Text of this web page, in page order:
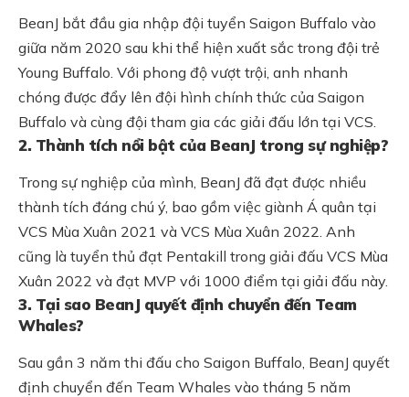
BeanJ bắt đầu gia nhập đội tuyển Saigon Buffalo vào
giữa năm 2020 sau khi thể hiện xuất sắc trong đội trẻ
Young Buffalo. Với phong độ vượt trội, anh nhanh
chóng được đẩy lên đội hình chính thức của Saigon
Buffalo và cùng đội tham gia các giải đấu lớn tại VCS.
2. Thành tích nổi bật của BeanJ trong sự nghiệp?
Trong sự nghiệp của mình, BeanJ đã đạt được nhiều
thành tích đáng chú ý, bao gồm việc giành Á quân tại
VCS Mùa Xuân 2021 và VCS Mùa Xuân 2022. Anh
cũng là tuyển thủ đạt Pentakill trong giải đấu VCS Mùa
Xuân 2022 và đạt MVP với 1000 điểm tại giải đấu này.
3. Tại sao BeanJ quyết định chuyển đến Team
Whales?
Sau gần 3 năm thi đấu cho Saigon Buffalo, BeanJ quyết
định chuyển đến Team Whales vào tháng 5 năm